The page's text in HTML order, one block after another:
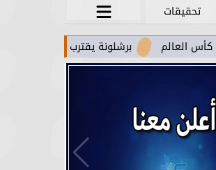
تحقيقات
برشلونة يقترب من استعادة جواو كانسيلو